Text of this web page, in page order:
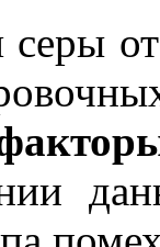
серы